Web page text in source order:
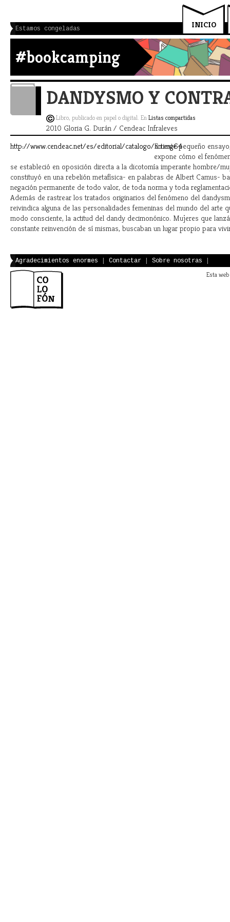
INICIO
Estamos congeladas
#bookcamping
DANDYSMO Y
Libro, publicado en papel o digital. EnListas compartidas
2010 Gloria G. Durán / Cendeac Infraleves
http://www.cendeac.net/es/editorial/catalogo/artimg64
En este pequeño
expone cómo el
se estableció en oposición directa a la dicotomía imperante hombre/
constituyó en una rebelión metafísica- en palabras de Albert Camus-
negación permanente de todo valor, de toda norma y toda
Además de rastrear los tratados originarios del fenómeno del
reivindica alguna de las personalidades femeninas del mundo del arte
modo consciente, la actitud del dandy decimonónico. Mujeres que
constante reinvención de sí mismas, buscaban un lugar propio para
Agradecimientos enormes Contactar Sobre nosotras
Esta